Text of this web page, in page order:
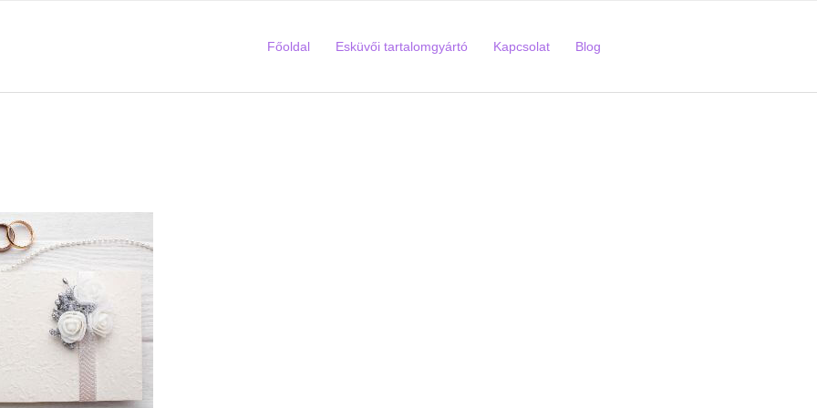
Főoldal Esküvői tartalomgyártó Kapcsolat Blog